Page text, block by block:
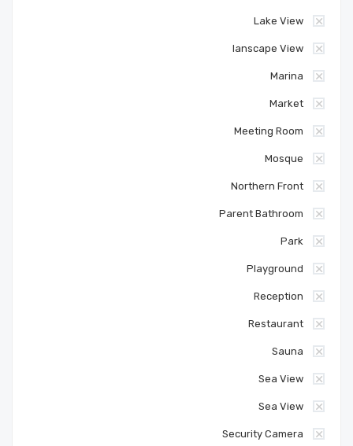
Lake View
lanscape View
Marina
Market
Meeting Room
Mosque
Northern Front
Parent Bathroom
Park
Playground
Reception
Restaurant
Sauna
Sea View
Sea View
Security Camera